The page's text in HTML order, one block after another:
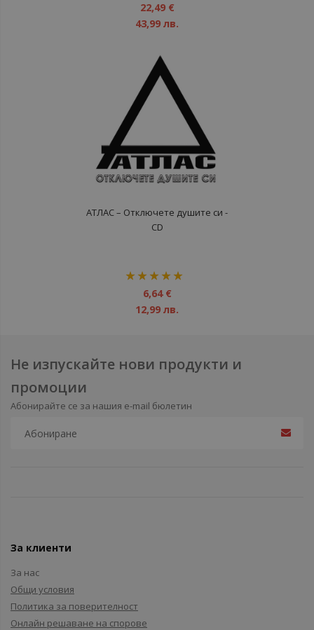
22,49 €
43,99 лв.
АТЛАС – Отключете душите си -
CD
рейтинг:
100%6,64 €
12,99 лв.
Не изпускайте нови продукти и
промоции
Абонирайте се за нашия e-mail бюлетин
За клиенти
За нас
Общи условия
Политика за поверителност
Онлайн решаване на спорове